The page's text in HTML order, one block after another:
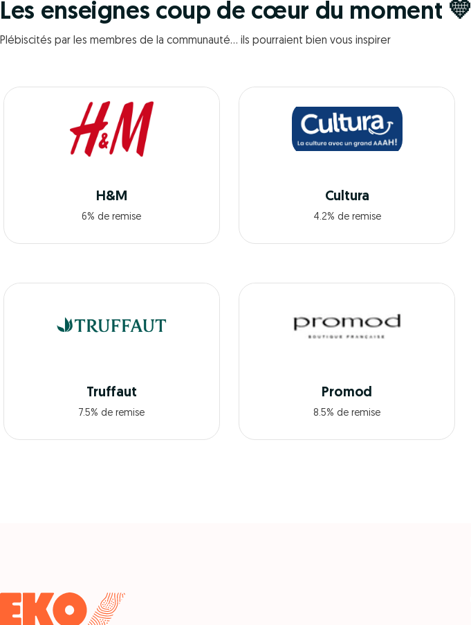
Les enseignes coup de cœur du moment 💛
Plébiscités par les membres de la communauté… ils pourraient bien vous inspirer
H&M
6% de remise
Cultura
4.2% de remise
Truffaut
7.5% de remise
Promod
8.5% de remise